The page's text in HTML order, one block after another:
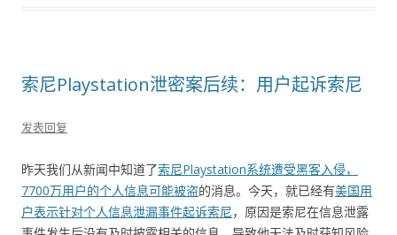
索尼Playstation泄密案后续：用户起诉索尼
发表回复
昨天我们从新闻中知道了索尼Playstation系统遭受黑客入侵，
7700万用户的个人信息可能被盗的消息。今天，就已经有美国用
户表示针对个人信息泄漏事件起诉索尼，原因是索尼在信息泄露